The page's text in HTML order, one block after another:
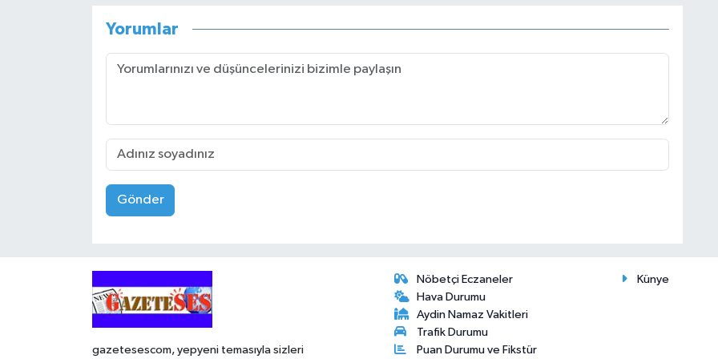
Yorumlar
Gönder
gazetesescom, yepyeni temasıyla sizleri
Nöbetçi Eczaneler
Hava Durumu
Aydin Namaz Vakitleri
Trafik Durumu
Puan Durumu ve Fikstür
Künye